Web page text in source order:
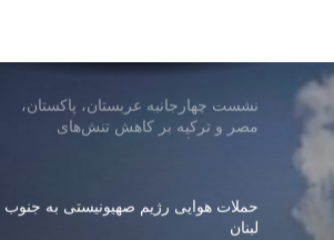
نشست چهارجانبه عربستان، پاکستان،
مصر و ترکیه بر کاهش تنش‌های
حملات هوایی رژیم صهیونیستی به جنوب
لبنان